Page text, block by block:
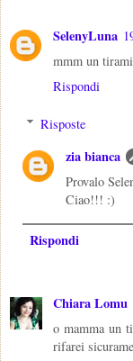
SelenyLuna
mmm un
Rispondi
Risposte
zia bianca
Provalo
Ciao!!! :)
Rispondi
Chiara Lomu
o mamma un
rifarei